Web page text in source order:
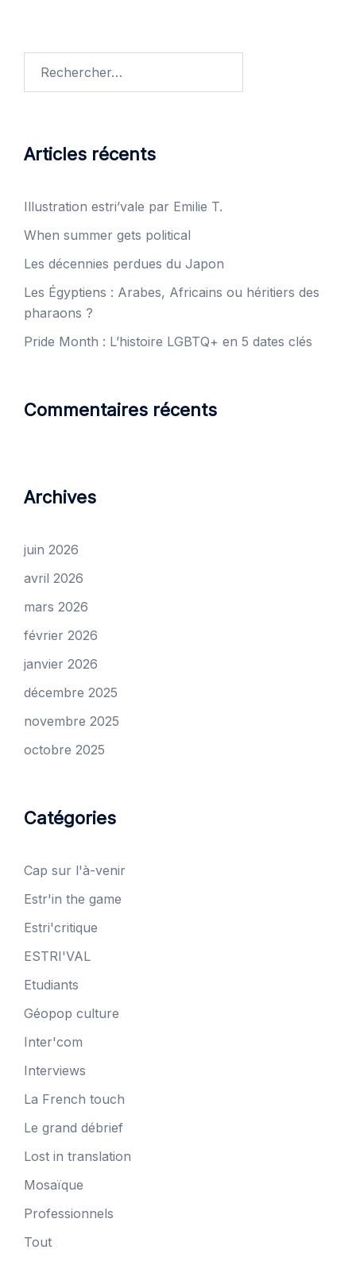
Articles récents
Illustration estri’vale par Emilie T.
When summer gets political
Les décennies perdues du Japon
Les Égyptiens : Arabes, Africains ou héritiers des
pharaons ?
Pride Month : L’histoire LGBTQ+ en 5 dates clés
Commentaires récents
Archives
juin 2026
avril 2026
mars 2026
février 2026
janvier 2026
décembre 2025
novembre 2025
octobre 2025
Catégories
Cap sur l'à-venir
Estr'in the game
Estri'critique
ESTRI'VAL
Etudiants
Géopop culture
Inter'com
Interviews
La French touch
Le grand débrief
Lost in translation
Mosaïque
Professionnels
Tout